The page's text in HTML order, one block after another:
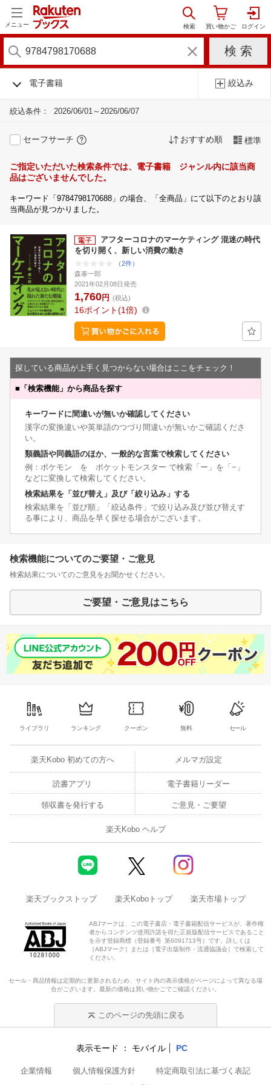
メニュー
電子書籍 絞込み
絞込条件： 2026/06/01～2026/06/07
セーフサーチ おすすめ順 標準
ご指定いただいた検索条件では、電子書籍 ジャンル内に該当商
品はございませんでした。
キーワード「9784798170688」の場合、「全商品」にて以下のとおり該
当商品が見つかりました。
アフターコロナのマーケティング 混迷の時代
を切り開く、新しい消費の動き
（2件）
森泰一郎
2021年02月08日発売
1,760円 (税込)
16ポイント 1倍
探している商品が上手く見つからない場合はここをチェック！
■ 「検索機能」から商品を探す
キーワードに間違いが無いか確認してください
漢字の変換違いや英単語のつづり間違いが無いかご確認くださ
い。
類義語や同義語のほか、一般的な言葉で検索してください
例：ポケモン を ポケットモンスター で検索「ー」を「−」
などに変換して検索してください。
検索結果を「並び替え」及び「絞り込み」する
検索結果を「並び順」「絞込条件」で絞り込み及び並び替えす
る事により、商品を早く探せる場合がございます。
検索機能についてのご要望・ご意見
検索結果についてのご意見をお聞かせください。
ご要望・ご意見はこちら
ライブラリ ランキング クーポン 無料 セール
楽天Kobo 初めての方へ メルマガ設定
読書アプリ 電子書籍リーダー
領収書を発行する ご意見・ご要望
楽天Kobo ヘルプ
楽天ブックストップ 楽天Koboトップ 楽天市場トップ
ABJマークは、この電子書店・電子書籍配信サービスが、著作権
者からコンテンツ使用許諾を得た正規版配信サービスであること
を示す登録商標（登録番号 第6091713号）です。詳しくは
［ABJマーク］または［電子出版制作・流通協議会］で検索して
ください。
セール・商品情報は定期的に更新されるため、サイト内の表示価格がページによって異なる場
合がございます。最新の価格は買い物かごでご確認ください。
このページの先頭に戻る
表示モード モバイル PC
企業情報 個人情報保護方針
特定商取引法に基づく表記